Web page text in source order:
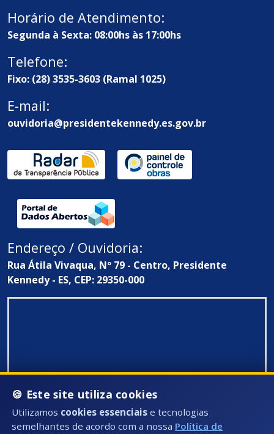
Horário de Atendimento:
Segunda à Sexta: 08:00hs às 17:00hs
Telefone:
Fixo: (28) 3535-3603 (Ramal 1025)
E-mail:
ouvidoria@presidentekennedy.es.gov.br
Endereço / Ouvidoria:
Rua Átila Vivaqua, Nº 79 - Centro, Presidente
Kennedy - ES, CEP: 29350-000
🍪 Este site utiliza cookies
Utilizamos cookies essenciais e tecnologias
semelhantes de acordo com a nossa Política de